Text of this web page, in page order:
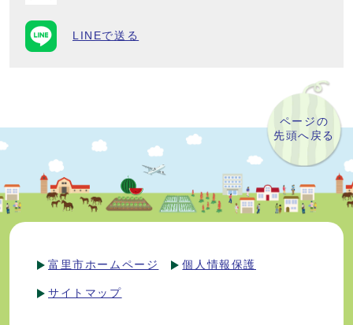
LINEで送る
ページの
先頭へ戻る
富里市ホームページ 個人情報保護
サイトマップ